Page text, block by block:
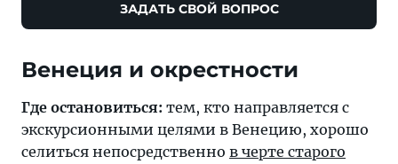
ЗАДАТЬ СВОЙ ВОПРОС
Венеция и окрестности
Где остановиться: тем, кто направляется с
экскурсионными целями в Венецию, хорошо
селиться непосредственно в черте старого